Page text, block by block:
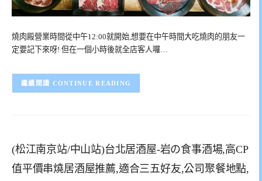
燒肉殿營業時間從中午12:00就開始,想要在中午時間大吃燒肉的朋友一
定要記下來呀! 但在一個小時後就全店客人囉…
CONTINUE READING
(松江南京站/中山站)台北居酒屋-岩の食事酒場,高CP
值平價串燒居酒屋推薦,適合三五好友,公司聚餐地點,